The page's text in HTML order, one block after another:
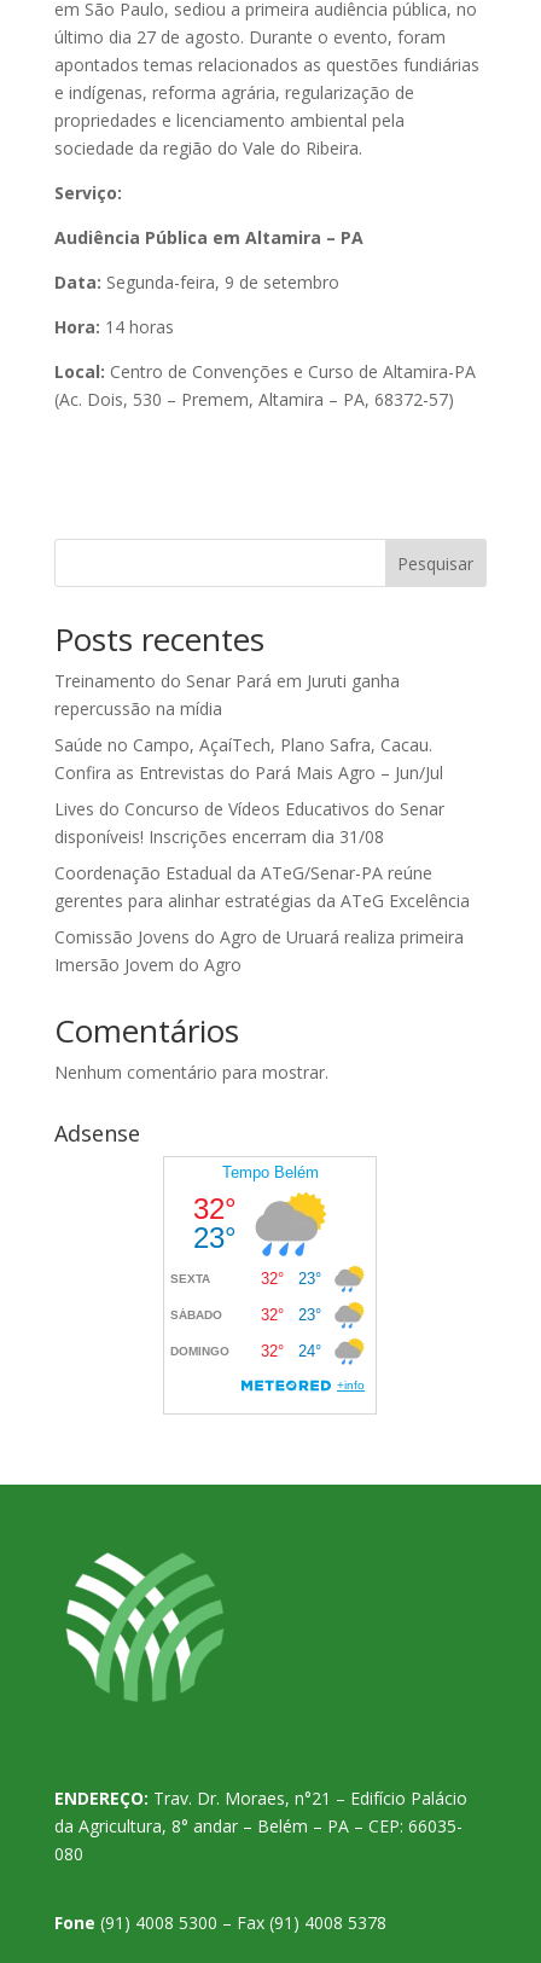
em São Paulo, sediou a primeira audiência pública, no
último dia 27 de agosto. Durante o evento, foram
apontados temas relacionados as questões fundiárias
e indígenas, reforma agrária, regularização de
propriedades e licenciamento ambiental pela
sociedade da região do Vale do Ribeira.
Serviço:
Audiência Pública em Altamira – PA
Data: Segunda-feira, 9 de setembro
Hora: 14 horas
Local: Centro de Convenções e Curso de Altamira-PA
(Ac. Dois, 530 – Premem, Altamira – PA, 68372-57)
Pesquisar
Posts recentes
Treinamento do Senar Pará em Juruti ganha
repercussão na mídia
Saúde no Campo, AçaíTech, Plano Safra, Cacau.
Confira as Entrevistas do Pará Mais Agro – Jun/Jul
Lives do Concurso de Vídeos Educativos do Senar
disponíveis! Inscrições encerram dia 31/08
Coordenação Estadual da ATeG/Senar-PA reúne
gerentes para alinhar estratégias da ATeG Excelência
Comissão Jovens do Agro de Uruará realiza primeira
Imersão Jovem do Agro
Comentários
Nenhum comentário para mostrar.
Adsense
ENDEREÇO: Trav. Dr. Moraes, n°21 – Edifício Palácio
da Agricultura, 8° andar – Belém – PA – CEP: 66035-
080
Fone (91) 4008 5300 – Fax (91) 4008 5378